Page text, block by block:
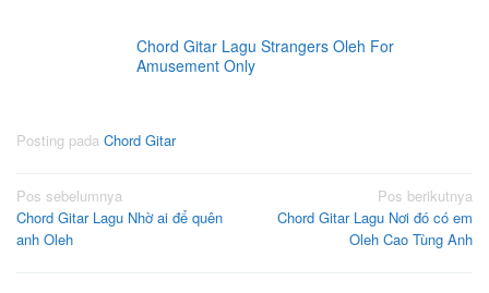
Chord Gitar Lagu Strangers Oleh For
Amusement Only
Posting pada Chord Gitar
Navigasi
pos
Pos sebelumnya
Chord Gitar Lagu Nhờ ai để quên
anh Oleh
Pos berikutnya
Chord Gitar Lagu Nơi đó có em
Oleh Cao Tùng Anh